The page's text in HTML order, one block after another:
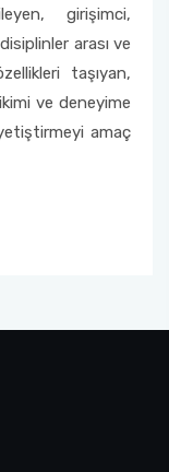
girişimci,
arası ve
taşıyan,
ve deneyime
amaç